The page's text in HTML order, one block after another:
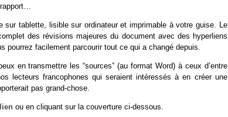
sur tablette, lisible sur ordinateur et imprimable à votre guise. Le
des révisions majeures du document avec des hyperliens
pourrez facilement parcourir tout ce qui a changé depuis.
en transmettre les “sources” (au format Word) à ceux d’entre
lecteurs francophones qui seraient intéressés à en créer une
pas grand-chose.
ou en cliquant sur la couverture ci-dessous.